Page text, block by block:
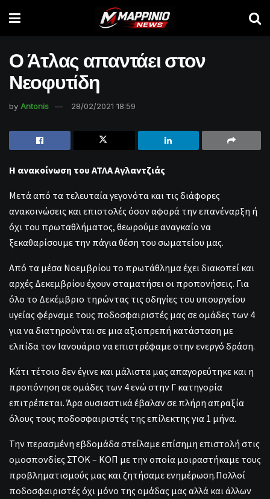
Ο Άτλας απαντάει στον
Νεοφυτίδη
by Antonis 28/02/2021 18:59
Η ανακοίνωση του ΑΤΛΑ Αγλαντζιάς
Μετά από τα τελευταία γεγονότα και τις διάφορες
ανακοινώσεις και επιστολές όσον αφορά την επανέναρξη ή
όχι του πρωταθλήματος, θεωρούμε αναγκαίο να
ξεκαθαρίσουμε την πάγια θέση του σωματείου μας.
Από τα μέσα Νοεμβρίου το πρωτάθλημα έχει διακοπεί και
αρχές Δεκεμβρίου έχουν σταματήσει οι προπονήσεις. Για
όλο το Δεκέμβριο τηρώντας τις οδηγίες του υπουργείου
υγείας φέρναμε τους ποδοσφαιριστές μας σε ομάδες των 4
για να διατηρούνται σε μια αξιοπρεπή κατάσταση με
ελπίδα τον Ιανουάριο να επιστρέφαμε στην ενεργό δράση.
Κάτι τέτοιο δεν έγινε και μάλιστα μας απαγορεύτηκε και η
προπόνηση σε ομάδες των 4 ενώ στην Γ κατηγορία
επιτρέπεται. Άρα ουσιαστικά έβαλαν σε πλήρη απραξία
όλους τους ποδοσφαιριστές της επίλεκτης για 1 μήνα.
Την περασμένη εβδομάδα στείλαμε επίσημη επιστολή στις
ομοσπονδίες ΣΤΟΚ – ΚΟΠ με την οποία μοιραστήκαμε τους
προβληματισμούς μας και ζητήσαμε ενημέρωση.Πολλοί
ποδοσφαιριστές όχι μόνο της ομάδας μας αλλά και άλλων